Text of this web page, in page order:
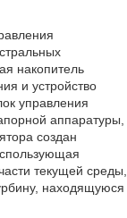
накопитель
и устройство
управления
аппаратуры,
создан
текущей среды,
находящуюся